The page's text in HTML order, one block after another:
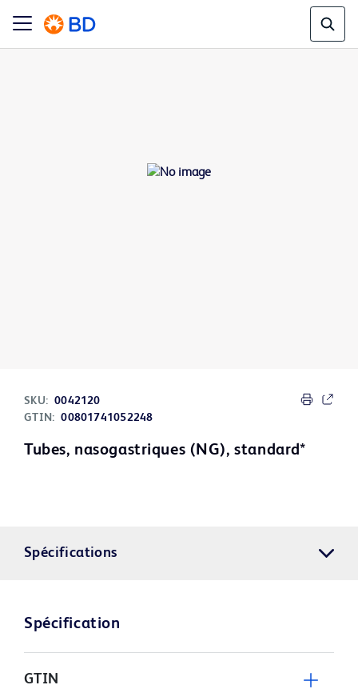
SKU: 0042120
GTIN: 00801741052248
Tubes, nasogastriques (NG), standard*
Spécifications
Spécification
GTIN